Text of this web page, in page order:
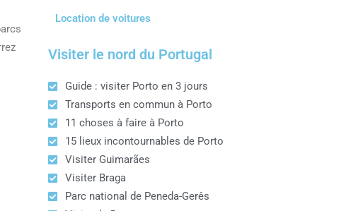
Location de voitures
Visiter le nord du Portugal
Guide : visiter Porto en 3 jours
Transports en commun à Porto
11 choses à faire à Porto
15 lieux incontournables de Porto
Visiter Guimarães
Visiter Braga
Parc national de Peneda-Gerês